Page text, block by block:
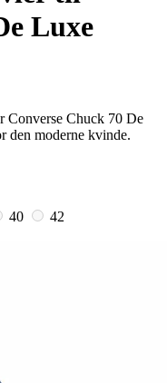
Luxe
Converse Chuck 70 De
den moderne kvinde.
40
42